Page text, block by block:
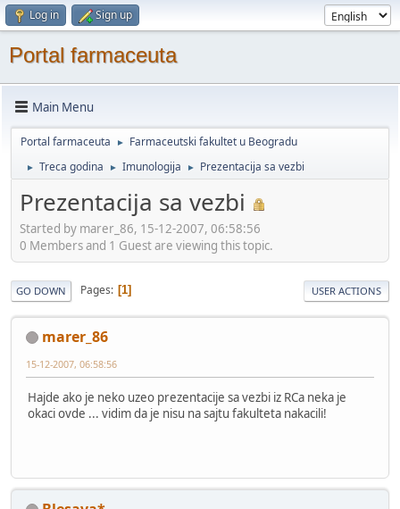
Log in Sign up
Portal farmaceuta
Main Menu
Portal farmaceuta ► Farmaceutski fakultet u Beogradu
► Treca godina ► Imunologija ► Prezentacija sa vezbi
Prezentacija sa vezbi
Started by marer_86, 15-12-2007, 06:58:56
0 Members and 1 Guest are viewing this topic.
GO DOWN Pages 1 USER ACTIONS
marer_86
15-12-2007, 06:58:56
Hajde ako je neko uzeo prezentacije sa vezbi iz RCa neka je
okaci ovde ... vidim da je nisu na sajtu fakulteta nakacili!